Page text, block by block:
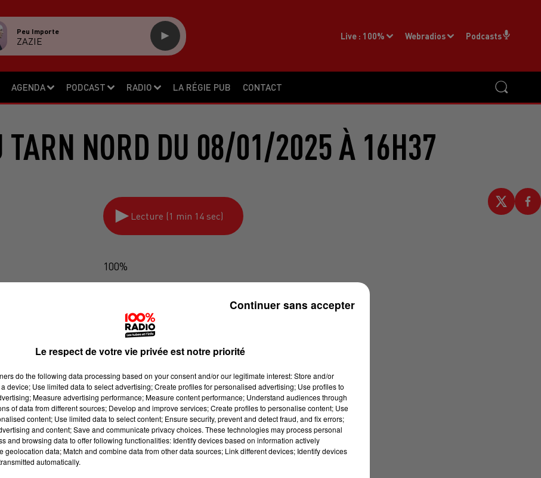
AGENDA PODCAST RADIO LA RÉGIE PUB CONTACT
Live : 100% Webradios Podcasts
Peu Importe
ZAZIE
TARN NORD DU 08/01/2025 À 16H37
Lecture (1 min 14 sec)
100%
Le respect de votre vie privée est notre priorité
do the following data processing based on your consent and/or our legitimate interest: Store and/or
device; Use limited data to select advertising; Create profiles for personalised advertising; Use profiles to
Measure advertising performance; Measure content performance; Understand audiences through
of data from different sources; Develop and improve services; Create profiles to personalise content; Use
content; Use limited data to select content; Ensure security, prevent and detect fraud, and fix errors;
and content; Save and communicate privacy choices. These technologies may process personal
and browsing data to offer following functionalities: Identify devices based on information actively
geolocation data; Match and combine data from other data sources; Link different devices; Identify devices
automatically.
Continuer sans accepter